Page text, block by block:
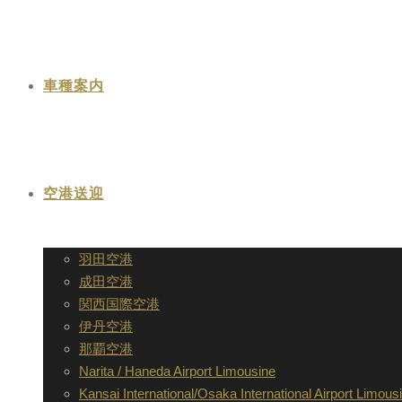
車種案内
空港送迎
羽田空港
成田空港
関西国際空港
伊丹空港
那覇空港
Narita / Haneda Airport Limousine
Kansai International/Osaka International Airport